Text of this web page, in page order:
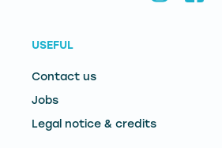
USEFUL
Contact us
Jobs
Legal notice & credits